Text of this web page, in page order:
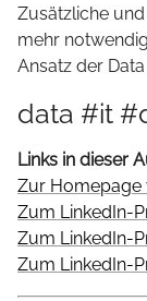
Zusätzliche
mehr
Ansatz der
data #it
Links in dieser
Zur Homepage
Zum LinkedIn-
Zum LinkedIn-
Zum LinkedIn-